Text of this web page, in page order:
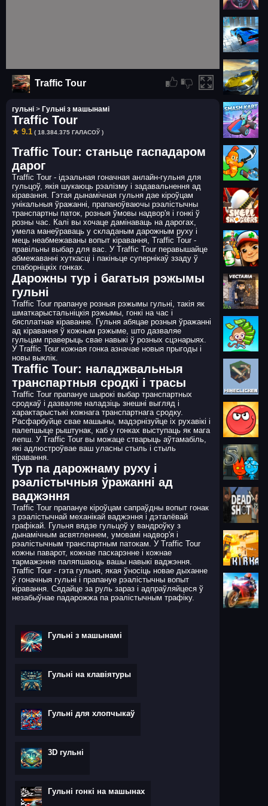
Traffic Tour
гульні > Гульні з машынамі
Traffic Tour
★ 9.1 ( 18.384.375 ГАЛАСОЎ )
Traffic Tour: станьце гаспадаром
дарог
Traffic Tour - ідэальная гоначная анлайн-гульня для
гульцоў, якія шукаюць рэалізму і задавальнення ад
кіравання. Гэтая дынамічная гульня дае кіроўцам
унікальныя ўражанні, прапаноўваючы рэалістычны
транспартны паток, розныя ўмовы надвор'я і гонкі ў
розны час. Калі вы хочаце дамінаваць на дарогах,
умела манеўраваць у складаным дарожным руху і
мець неабмежаваны вопыт кіравання, Traffic Tour -
правільны выбар для вас. У Traffic Tour перавышайце
абмежаванні хуткасці і пакіньце супернікаў ззаду ў
спаборніцкіх гонках.
Дарожны тур і багатыя рэжымы
гульні
Traffic Tour прапануе розныя рэжымы гульні, такія як
шматкарыстальніцкія рэжымы, гонкі на час і
бясплатнае кіраванне. Гульня абяцае розныя ўражанні
ад кіравання ў кожным рэжыме, што дазваляе
гульцам праверыць свае навыкі ў розных сцэнарыях.
У Traffic Tour кожная гонка азначае новыя прыгоды і
новы выклік.
Traffic Tour: наладжвальныя
транспартныя сродкі і трасы
Traffic Tour прапануе шырокі выбар транспартных
сродкаў і дазваляе наладзіць знешні выгляд і
характарыстыкі кожнага транспартнага сродку.
Расфарбуйце свае машыны, мадэрнізуйце іх рухавікі і
палепшыце рыштунак, каб у гонках выступаць як мага
лепш. У Traffic Tour вы можаце стварыць аўтамабіль,
які адлюстроўвае ваш уласны стыль і стыль
кіравання.
Тур па дарожнаму руху і
рэалістычныя ўражанні ад
ваджэння
Traffic Tour прапануе кіроўцам сапраўдны вопыт гонак
з рэалістычнай механікай ваджэння і дэталёвай
графікай. Гульня вядзе гульцоў у вандроўку з
дынамічным асвятленнем, умовамі надвор'я і
рэалістычным транспартным патокам. У Traffic Tour
кожны паварот, кожнае паскарэнне і кожнае
тармажэнне паляпшаюць вашы навыкі ваджэння.
Traffic Tour - гэта гульня, якая ўносіць новае дыханне
ў гоначныя гульні і прапануе рэалістычны вопыт
кіравання. Сядайце за руль зараз і адпраўляйцеся ў
незабыўнае падарожжа па рэалістычным трафіку.
Гульні з машынамі
Гульні на клавіятуры
Гульні для хлопчыкаў
3D гульні
Гульні гонкі на машынах